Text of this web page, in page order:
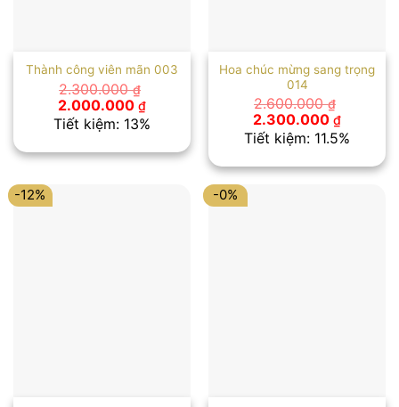
Thành công viên mãn 003
2.300.000₫
Giá
gốc
là:
2.000.000 ₫Giá
hiện
tại
2.000.000 ₫.
Tiết kiệm: 13%
Hoa chúc mừng sang trọng
014
2.600.000₫
Giá
gốc
là:
2.300.000 ₫Giá
hiện
tại
Tiết kiệm: 11.5%
-12% -0%